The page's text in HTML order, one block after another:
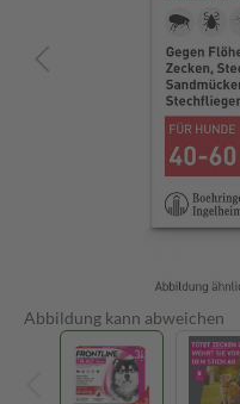
Abbildung kann abweichen